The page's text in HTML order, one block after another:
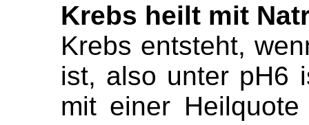
Krebs heilt mit
Krebs entsteht,
ist, also unter pH6
mit einer